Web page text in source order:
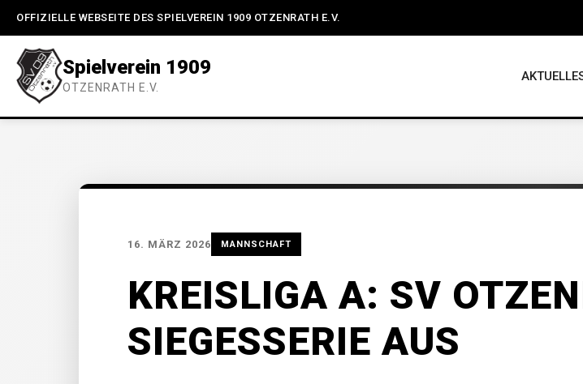
OFFIZIELLE WEBSEITE DES SPIELVEREIN 1909 OTZENRATH E.V.
Spielverein 1909
OTZENRATH E.V.
16. MÄRZ 2026 MANNSCHAFT
KREISLIGA A: SV
SIEGESSERIE AUS